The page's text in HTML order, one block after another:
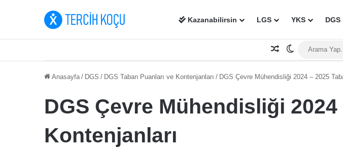
Kazanabilirsin LGS YKS DGS
Rastgele Makale
Dış
Anasayfa / DGS / DGS Taban Puanları ve Kontenjanları / DGS Çevre Mühendisliği 2024 – 2025
DGS Çevre Mühendisliği 2024
Kontenjanları